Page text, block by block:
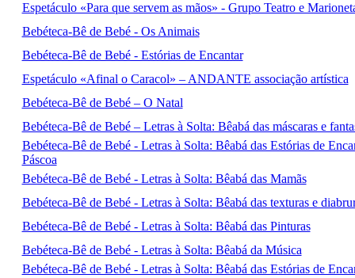
Espetáculo «Para que servem as mãos» - Grupo Teatro e
Bebéteca-Bê de Bebé - Os Animais
Bebéteca-Bê de Bebé - Estórias de Encantar
Espetáculo «Afinal o Caracol» – ANDANTE associação artística
Bebéteca-Bê de Bebé – O Natal
Bebéteca-Bê de Bebé – Letras à Solta: Bêabá das máscaras e
Bebéteca-Bê de Bebé - Letras à Solta: Bêabá das Estórias de
Páscoa
Bebéteca-Bê de Bebé - Letras à Solta: Bêabá das Mamãs
Bebéteca-Bê de Bebé - Letras à Solta: Bêabá das texturas e
Bebéteca-Bê de Bebé - Letras à Solta: Bêabá das Pinturas
Bebéteca-Bê de Bebé - Letras à Solta: Bêabá da Música
Bebéteca-Bê de Bebé - Letras à Solta: Bêabá das Estórias de